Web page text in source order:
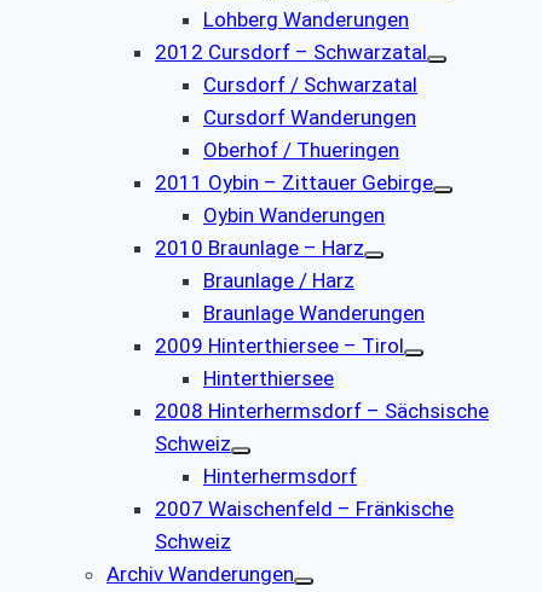
Lohberg Wanderungen
2012 Cursdorf – Schwarzatal
Cursdorf / Schwarzatal
Cursdorf Wanderungen
Oberhof / Thueringen
2011 Oybin – Zittauer Gebirge
Oybin Wanderungen
2010 Braunlage – Harz
Braunlage / Harz
Braunlage Wanderungen
2009 Hinterthiersee – Tirol
Hinterthiersee
2008 Hinterhermsdorf – Sächsische
Schweiz
Hinterhermsdorf
2007 Waischenfeld – Fränkische
Schweiz
Archiv Wanderungen